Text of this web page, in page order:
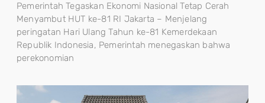
Pemerintah Tegaskan Ekonomi Nasional Tetap Cerah
Menyambut HUT ke-81 RI Jakarta – Menjelang
peringatan Hari Ulang Tahun ke-81 Kemerdekaan
Republik Indonesia, Pemerintah menegaskan bahwa
perekonomian